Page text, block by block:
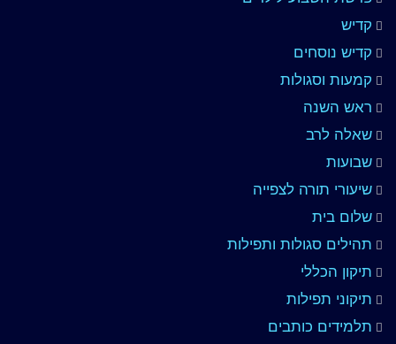
קדיש
קדיש נוסחים
קמעות וסגולות
ראש השנה
שאלה לרב
שבועות
שיעורי תורה לצפייה
שלום בית
תהילים סגולות ותפילות
תיקון הכללי
תיקוני תפילות
תלמידים כותבים